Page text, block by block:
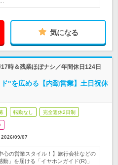
気になる
時＆残業ほぼナシ／年間休日124日
"を広める【内勤営業】土日祝休
転勤なし 完全週休2日制
2026/09/07
心の営業スタイル！】旅行会社などの
」を届ける「イヤホンガイド(R)」